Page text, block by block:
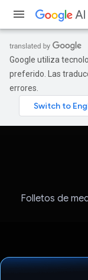
Google utiliza
preferido. Las
errores.
Folletos de